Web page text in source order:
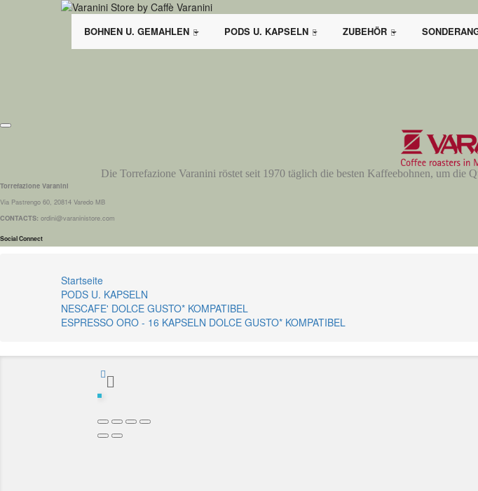
BOHNEN U. GEMAHLEN PODS U. KAPSELN ZUBEHÖR
Die Torrefazione Varanini röstet seit 1970 täglich die besten Kaffeebohnen, um die
Torrefazione Varanini
Via Pastrengo 60, 20814 Varedo MB
CONTACTS: ordini@varaninistore.com
Social Connect
Startseite
PODS U. KAPSELN
NESCAFE' DOLCE GUSTO* KOMPATIBEL
ESPRESSO ORO - 16 KAPSELN DOLCE GUSTO* KOMPATIBEL